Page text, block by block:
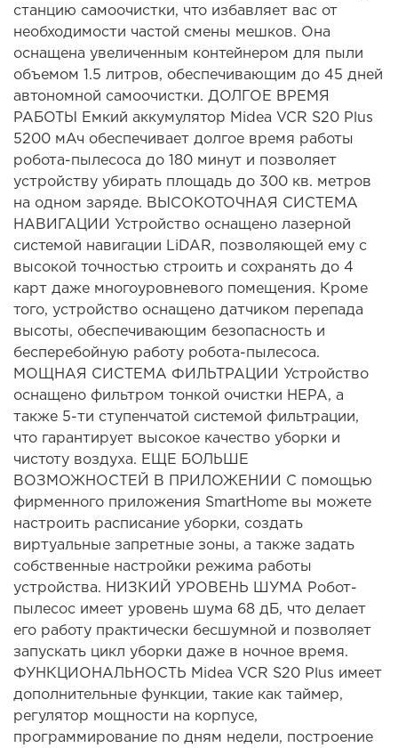
станцию самоочистки, что избавляет вас от
необходимости частой смены мешков. Она
оснащена увеличенным контейнером для пыли
объемом 1.5 литров, обеспечивающим до 45 дней
автономной самоочистки. ДОЛГОЕ ВРЕМЯ
РАБОТЫ Емкий аккумулятор Midea VCR S20 Plus
5200 мАч обеспечивает долгое время работы
робота-пылесоса до 180 минут и позволяет
устройству убирать площадь до 300 кв. метров
на одном заряде. ВЫСОКОТОЧНАЯ СИСТЕМА
НАВИГАЦИИ Устройство оснащено лазерной
системой навигации LiDAR, позволяющей ему с
высокой точностью строить и сохранять до 4
карт даже многоуровневого помещения. Кроме
того, устройство оснащено датчиком перепада
высоты, обеспечивающим безопасность и
бесперебойную работу робота-пылесоса.
МОЩНАЯ СИСТЕМА ФИЛЬТРАЦИИ Устройство
оснащено фильтром тонкой очистки HEPA, а
также 5-ти ступенчатой системой фильтрации,
что гарантирует высокое качество уборки и
чистоту воздуха. ЕЩЕ БОЛЬШЕ
ВОЗМОЖНОСТЕЙ В ПРИЛОЖЕНИИ С помощью
фирменного приложения SmartHome вы можете
настроить расписание уборки, создать
виртуальные запретные зоны, а также задать
собственные настройки режима работы
устройства. НИЗКИЙ УРОВЕНЬ ШУМА Робот-
пылесос имеет уровень шума 68 дБ, что делает
его работу практически бесшумной и позволяет
запускать цикл уборки даже в ночное время.
ФУНКЦИОНАЛЬНОСТЬ Midea VCR S20 Plus имеет
дополнительные функции, такие как таймер,
регулятор мощности на корпусе,
программирование по дням недели, построение